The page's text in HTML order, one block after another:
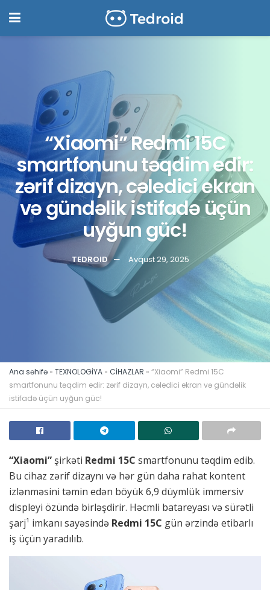
“Xiaomi” Redmi 15C
smartfonunu təqdim edir:
zərif dizayn, cəledici ekran
və gündəlik istifadə üçün
uyğun güc!
TEDROID Avqust 29, 2025
Ana səhifə » TEXNOLOGİYA » CİHAZLAR » “Xiaomi” Redmi 15C
smartfonunu təqdim edir: zərif dizayn, cəledici ekran və gündəlik
istifadə üçün uyğun güc!
“Xiaomi”şirkəti Redmi 15C smartfonunu təqdim edib.
Bu cihaz zərif dizaynı və hər gün daha rahat kontent
izlənməsini təmin edən böyük 6,9 düymlük immersiv
displeyi özündə birləşdirir. Həcmli batareyası və sürətli
şarj¹ imkanı sayəsində Redmi 15C gün ərzində etibarlı
iş üçün yaradılıb.